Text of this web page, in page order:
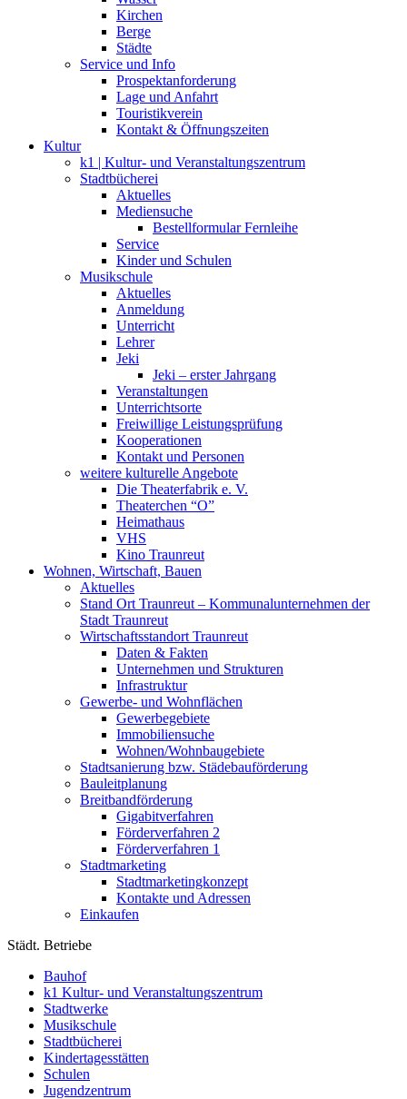
Kirchen
Berge
Städte
Service und Info
Prospektanforderung
Lage und Anfahrt
Touristikverein
Kontakt & Öffnungszeiten
Kultur
k1 | Kultur- und Veranstaltungszentrum
Stadtbücherei
Aktuelles
Mediensuche
Bestellformular Fernleihe
Service
Kinder und Schulen
Musikschule
Aktuelles
Anmeldung
Unterricht
Lehrer
Jeki
Jeki – erster Jahrgang
Veranstaltungen
Unterrichtsorte
Freiwillige Leistungsprüfung
Kooperationen
Kontakt und Personen
weitere kulturelle Angebote
Die Theaterfabrik e. V.
Theaterchen “O”
Heimathaus
VHS
Kino Traunreut
Wohnen, Wirtschaft, Bauen
Aktuelles
Stand Ort Traunreut – Kommunalunternehmen der
Stadt Traunreut
Wirtschaftsstandort Traunreut
Daten & Fakten
Unternehmen und Strukturen
Infrastruktur
Gewerbe- und Wohnflächen
Gewerbegebiete
Immobiliensuche
Wohnen/Wohnbaugebiete
Stadtsanierung bzw. Städebauförderung
Bauleitplanung
Breitbandförderung
Gigabitverfahren
Förderverfahren 2
Förderverfahren 1
Stadtmarketing
Stadtmarketingkonzept
Kontakte und Adressen
Einkaufen
Städt. Betriebe
Bauhof
k1 Kultur- und Veranstaltungszentrum
Stadtwerke
Musikschule
Stadtbücherei
Kindertagesstätten
Schulen
Jugendzentrum